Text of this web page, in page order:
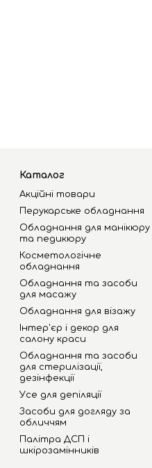
Каталог
Акційні товари
Перукарське обладнання
Обладнання для манікюру
та педикюру
Косметологічне
обладнання
Обладнання та засоби
для масажу
Обладнання для візажу
Інтер'єр і декор для
салону краси
Обладнання та засоби
для стерилізації,
дезінфекції
Усе для депіляції
Засоби для догляду за
обличчям
Палітра ДСП і
шкірозамінників